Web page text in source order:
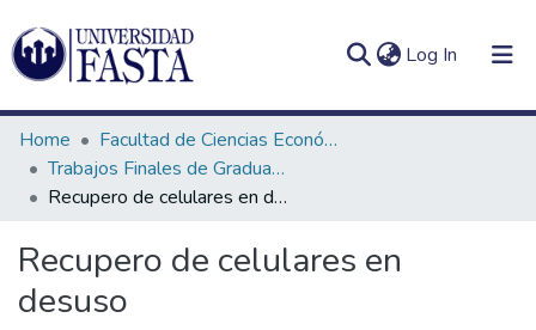
Log In (current)
Communities
&
Collections
In(current)
Home
Facultad de Ciencias Económicas
Trabajos Finales de Graduación de Comercialización
Recupero de celulares en desuso
Recupero de celulares en
desuso